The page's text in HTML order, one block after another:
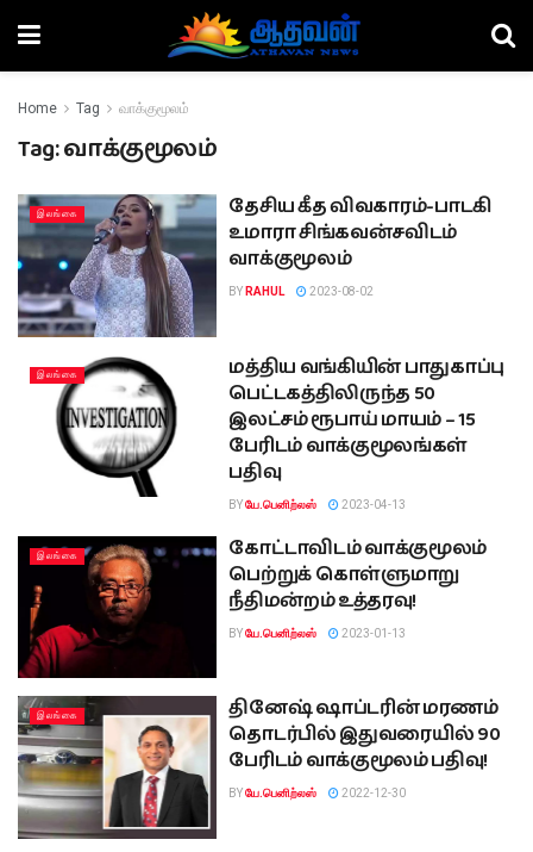
Home Tag வாக்குமூலம்
Tag:வாக்குமூலம்
இலங்கை
தேசிய கீத விவகாரம்-பாடகி
உமாரா சிங்கவன்சவிடம்
வாக்குமூலம்
BY RAHUL 2023-08-02
இலங்கை
மத்திய வங்கியின் பாதுகாப்பு
பெட்டகத்திலிருந்த 50
இலட்சம் ரூபாய் மாயம் – 15
பேரிடம் வாக்குமூலங்கள்
பதிவு
BYயே.பெனிற்லஸ் 2023-04-13
இலங்கை
கோட்டாவிடம் வாக்குமூலம்
பெற்றுக் கொள்ளுமாறு
நீதிமன்றம் உத்தரவு!
BYயே.பெனிற்லஸ் 2023-01-13
இலங்கை
தினேஷ் ஷாப்டரின் மரணம்
தொடர்பில் இதுவரையில் 90
பேரிடம் வாக்குமூலம் பதிவு!
BYயே.பெனிற்லஸ் 2022-12-30